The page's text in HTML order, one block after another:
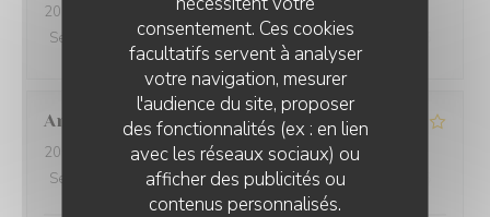
consentement. Ces cookies
facultatifs servent à analyser
votre navigation, mesurer
l'audience du site, proposer
des fonctionnalités (ex : en lien
avec les réseaux sociaux) ou
afficher des publicités ou
contenus personnalisés.
2026-08-06
- 12:15 - Couverts 6
Service
Ambiance:4 /5 Cuisine: 4/5 Qualité / Prix
Antoine T
2026-08-05
- 21:30 - Couverts 3
Service
Ambiance: 4/5 Cuisine:4/5 Qualité / Prix